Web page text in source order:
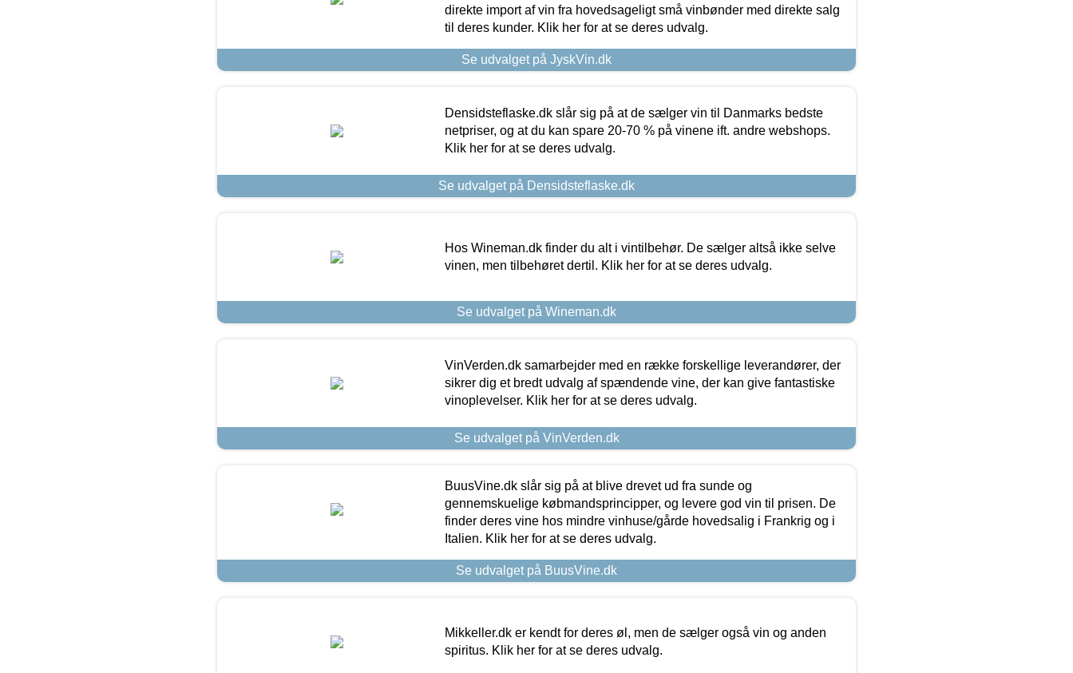
direkte import af vin fra hovedsageligt små vinbønder med direkte salg
til deres kunder. Klik her for at se deres udvalg.
Se udvalget på JyskVin.dk
Densidsteflaske.dk slår sig på at de sælger vin til Danmarks bedste
netpriser, og at du kan spare 20-70 % på vinene ift. andre webshops.
Klik her for at se deres udvalg.
Se udvalget på Densidsteflaske.dk
Hos Wineman.dk finder du alt i vintilbehør. De sælger altså ikke selve
vinen, men tilbehøret dertil. Klik her for at se deres udvalg.
Se udvalget på Wineman.dk
VinVerden.dk samarbejder med en række forskellige leverandører, der
sikrer dig et bredt udvalg af spændende vine, der kan give fantastiske
vinoplevelser. Klik her for at se deres udvalg.
Se udvalget på VinVerden.dk
BuusVine.dk slår sig på at blive drevet ud fra sunde og
gennemskuelige købmandsprincipper, og levere god vin til prisen. De
finder deres vine hos mindre vinhuse/gårde hovedsalig i Frankrig og i
Italien. Klik her for at se deres udvalg.
Se udvalget på BuusVine.dk
Mikkeller.dk er kendt for deres øl, men de sælger også vin og anden
spiritus. Klik her for at se deres udvalg.